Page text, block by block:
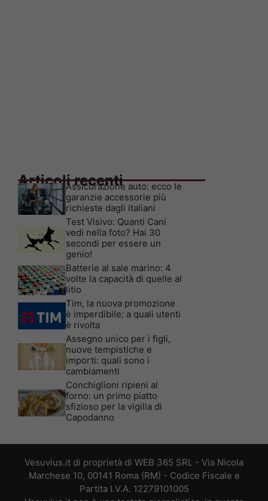
Articoli recenti
Assicurazione auto: ecco le
garanzie accessorie più
richieste dagli italiani
Test Visivo: Quanti Cani
vedi nella foto? Hai 30
secondi per essere un
genio!
Batterie al sale marino: 4
volte la capacità di quelle al
litio
Tim, la nuova promozione
è imperdibile: a quali utenti
è rivolta
Assegno unico per i figli,
nuove tempistiche e
importi: quali sono i
cambiamenti
Conchiglioni ripieni al
forno: un primo piatto
sfizioso per la vigilia di
Capodanno
Vesuvius.it di proprietà di WEB 365 SRL - Via Nicola
Marchese 10, 00141 Roma (RM) - Codice Fiscale e
Partita I.V.A. 12279101005